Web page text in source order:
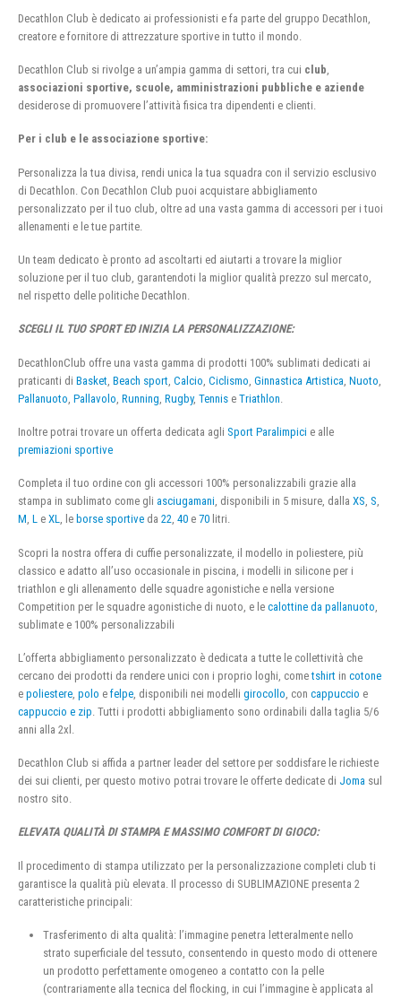
Decathlon Club è dedicato ai professionisti e fa parte del gruppo Decathlon,
creatore e fornitore di attrezzature sportive in tutto il mondo.
Decathlon Club si rivolge a un’ampia gamma di settori, tra cui club
associazioni sportive, scuole, amministrazioni pubbliche e aziende
desiderose di promuovere l’attività fisica tra dipendenti e clienti.
Per i club e le associazione sportive:
Personalizza la tua divisa, rendi unica la tua squadra con il servizio esclusivo
di Decathlon. Con Decathlon Club puoi acquistare abbigliamento
personalizzato per il tuo club, oltre ad una vasta gamma di accessori per i tuoi
allenamenti e le tue partite.
Un team dedicato è pronto ad ascoltarti ed aiutarti a trovare la miglior
soluzione per il tuo club, garantendoti la miglior qualità prezzo sul mercato,
nel rispetto delle politiche Decathlon.
SCEGLI IL TUO SPORT ED INIZIA LA PERSONALIZZAZIONE:
DecathlonClub offre una vasta gamma di prodotti 100% sublimati dedicati ai
praticanti di Basket Beach sport Calcio Ciclismo Ginnastica Artistica Nuoto
Pallanuoto Pallavolo Running Rugby, Tennis e Triathlon
Inoltre potrai trovare un offerta dedicata agli Sport Paralimpici e alle
premiazioni sportive
Completa il tuo ordine con gli accessori 100% personalizzabili grazie alla
stampa in sublimato come gli asciugamani, disponibili in 5 misure, dalla XS, S,
M, L e XL, le borse sportive da 22, 40 e 70 litri.
Scopri la nostra offera di cuffie personalizzate, il modello in poliestere, più
classico e adatto all’uso occasionale in piscina, i modelli in silicone per i
triathlon e gli allenamento delle squadre agonistiche e nella versione
Competition per le squadre agonistiche di nuoto, e le calottine da pallanuoto
sublimate e 100% personalizzabili
L’offerta abbigliamento personalizzato è dedicata a tutte le collettività che
cercano dei prodotti da rendere unici con i proprio loghi, cometshirt in cotone
e poliestere polo e felpe , disponibili nei modelli girocollo , con cappuccio e
cappuccio e zip . Tutti i prodotti abbigliamento sono ordinabili dalla taglia 5/6
anni alla 2xl.
Decathlon Club si affida a partner leader del settore per soddisfare le richieste
dei sui clienti, per questo motivo potrai trovare le offerte dedicate di Joma sul
nostro sito.
ELEVATA QUALITÀ DI STAMPA E MASSIMO COMFORT DI GIOCO:
Il procedimento di stampa utilizzato per la personalizzazione completi club ti
garantisce la qualità più elevata. Il processo di SUBLIMAZIONE presenta 2
caratteristiche principali:
Trasferimento di alta qualità: l’immagine penetra letteralmente nello
strato superficiale del tessuto, consentendo in questo modo di ottenere
un prodotto perfettamente omogeneo a contatto con la pelle
(contrariamente alla tecnica del flocking, in cui l’immagine è applicata al